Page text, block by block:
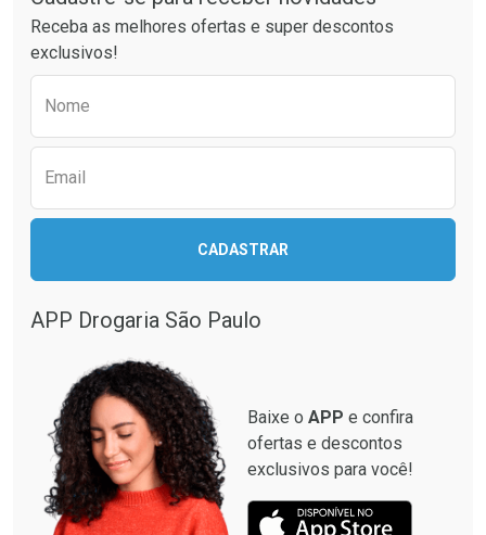
Comprar sem Desconto
Comprar sem Desconto
Comprar sem Desconto
Comprar sem Desconto
Receba as melhores ofertas e super descontos
exclusivos!
Nome
Email
CADASTRAR
APP Drogaria São Paulo
Baixe o APP e confira
ofertas e descontos
exclusivos para você!